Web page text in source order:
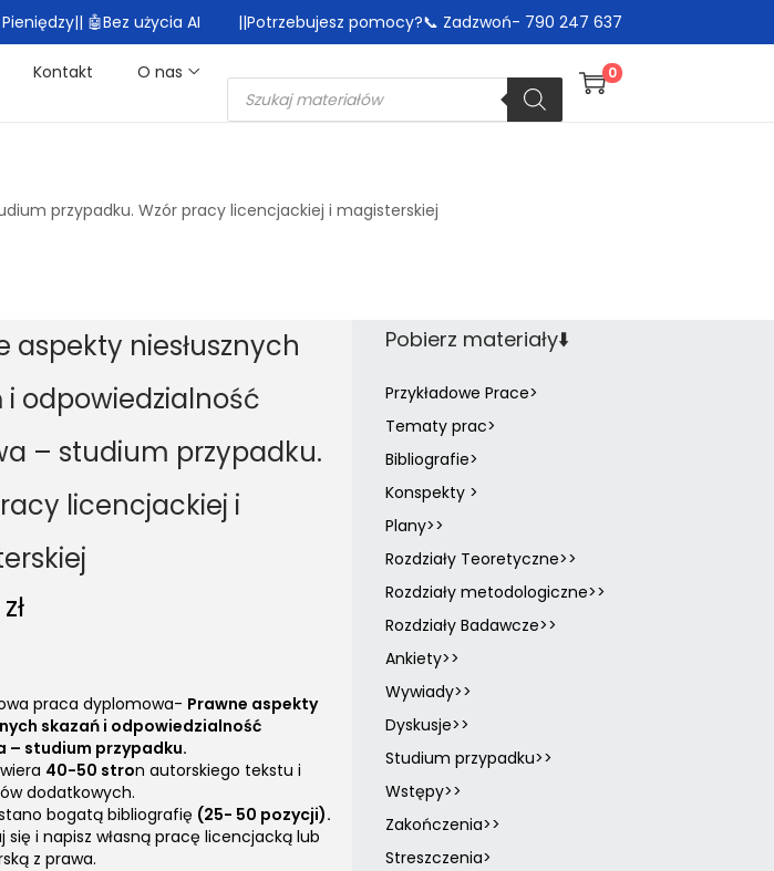
🤖Bez użycia AI ||Potrzebujesz pomocy?📞 Zadzwoń- 790 247 637
Kontakt O nas 0
przypadku. Wzór pracy licencjackiej i magisterskiej
aspekty niesłusznych
i odpowiedzialność
– studium przypadku.
licencjackiej i
zł
praca dyplomowa- Prawne aspekty
skazań i odpowiedzialność
– studium przypadku.
40-50 stron autorskiego tekstu i
dodatkowych.
bogatą bibliografię (25- 50 pozycji).
się i napisz własną pracę licencjacką lub
z prawa.
Pobierz materiały⬇️
Przykładowe Prace>
Tematy prac>
Bibliografie>
Konspekty >
Plany>>
Rozdziały Teoretyczne>>
Rozdziały metodologiczne>>
Rozdziały Badawcze>>
Ankiety>>
Wywiady>>
Dyskusje>>
Studium przypadku>>
Wstępy>>
Zakończenia>>
Streszczenia>